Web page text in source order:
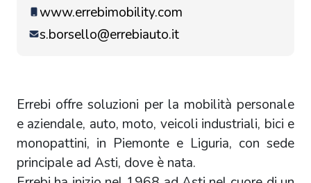
www.errebimobility.com
s.borsello@errebiauto.it
Errebi offre soluzioni per la mobilità personale
e aziendale, auto, moto, veicoli industriali, bici e
monopattini, in Piemonte e Liguria, con sede
principale ad Asti, dove è nata.